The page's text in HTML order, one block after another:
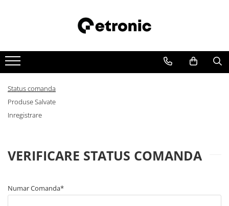
Status comanda
Produse Salvate
Inregistrare
VERIFICARE STATUS COMANDA
Numar Comanda*